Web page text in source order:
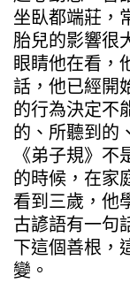
坐臥都端莊，
胎兒的影響很
眼睛他在看，
話，他已經開
的行為決定不
的、所聽到的
《弟子規》
的時候，在家
看到三歲，他
古諺語有一句
下這個善根，
變。